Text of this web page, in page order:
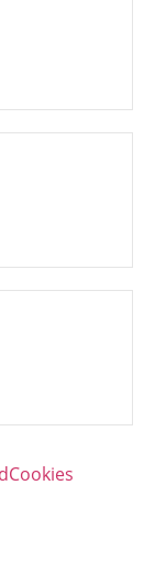
Cookies